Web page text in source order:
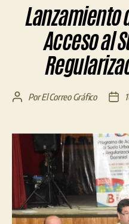
Lanzamiento
Acceso al
Autor
entrada
PorEl Correo Gráfico